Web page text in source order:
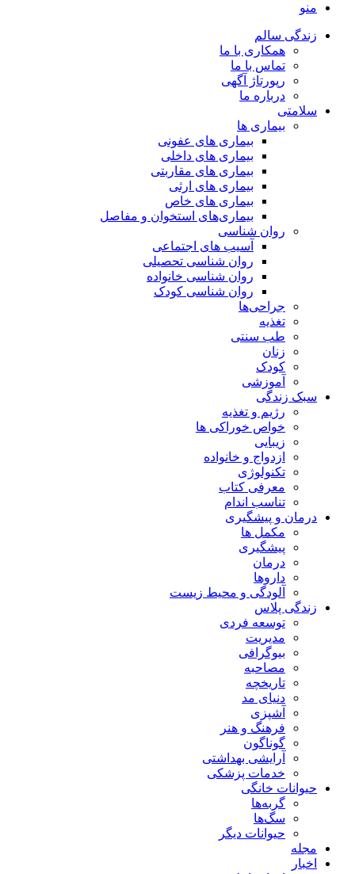
منو
زندگی سالم
همکاری با ما
تماس با ما
رپورتاژ آگهی
درباره ما
سلامتی
بیماری ها
بیماری های عفونی
بیماری های داخلی
بیماری های مقاربتی
بیماری های ارثی
بیماری های خاص
بیماری‌های استخوان و مفاصل
روان شناسی
آسیب های اجتماعی
روان شناسی تحصیلی
روان شناسی خانواده
روان شناسی کودک
جراحی‌ها
تغذیه
طب سنتی
زنان
کودک
آموزشی
سبک زندگی
رژیم و تغذیه
خواص خوراکی ها
زیبایی
ازدواج و خانواده
تکنولوژی
معرفی کتاب
تناسب اندام
درمان و پیشگیری
مکمل ها
پیشگیری
درمان
داروها
آلودگی و محیط زیست
زندگی پلاس
توسعه فردی
مدیریت
بیوگرافی
مصاحبه
تاریخچه
دنیای مد
آشپزی
فرهنگ و هنر
گوناگون
آرایشی بهداشتی
خدمات پزشکی
حیوانات خانگی
گربه‌ها
سگ‌ها
حیوانات دیگر
مجله
اخبار